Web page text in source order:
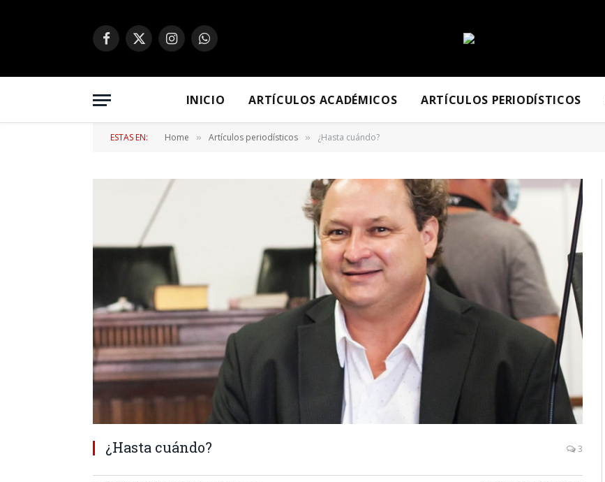
Facebook
X
InstagramWhatsApp
INICIO ARTÍCULOS ACADÉMICOS ARTÍCULOS PERIODÍSTICOS
ESTAS EN: Home » Artículos periodísticos » ¿Hasta cuándo?
¿Hasta cuándo? 3